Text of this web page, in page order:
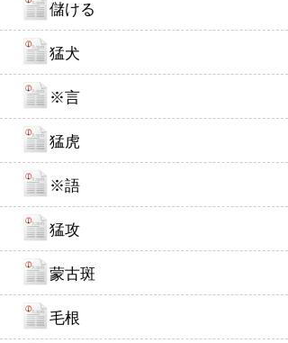
儲ける
猛犬
※言
猛虎
※語
猛攻
蒙古斑
毛根